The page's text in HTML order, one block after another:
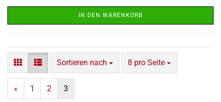
IN DEN WARENKORB
Sortieren nach
Sortieren nach 8 pro Seite
pro Seite
« 1 2 3